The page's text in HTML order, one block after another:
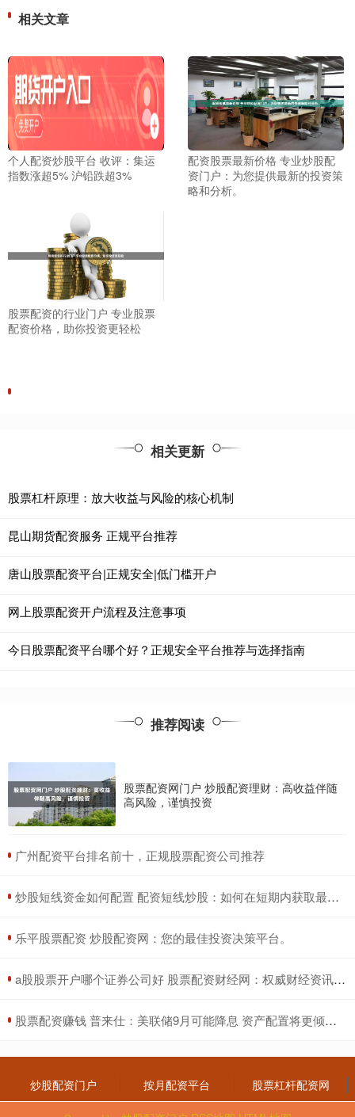
相关文章
个人配资炒股平台 收评：集运
指数涨超5% 沪铅跌超3%
配资股票最新价格 专业炒股配
资门户：为您提供最新的投资策
略和分析。
股票配资的行业门户 专业股票
配资价格，助你投资更轻松
相关更新
股票杠杆原理：放大收益与风险的核心机制
昆山期货配资服务 正规平台推荐
唐山股票配资平台|正规安全|低门槛开户
网上股票配资开户流程及注意事项
今日股票配资平台哪个好？正规安全平台推荐与选择指南
推荐阅读
股票配资网门户 炒股配资理财：高收益伴随
高风险，谨慎投资
​广州配资平台排名前十，正规股票配资公司推荐
​炒股短线资金如何配置 配资短线炒股：如何在短期内获取最佳收益？
​乐平股票配资 炒股配资网：您的最佳投资决策平台。
​a股股票开户哪个证券公司好 股票配资财经网：权威财经资讯，专业配资指南
​股票配资赚钱 普来仕：美联储9月可能降息 资产配置将更倾向高息债券
炒股配资门户 按月配资平台 股票杠杆配资网